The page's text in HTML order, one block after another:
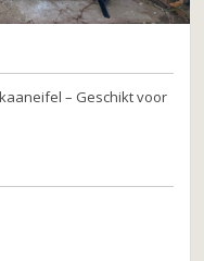
– Geschikt voor